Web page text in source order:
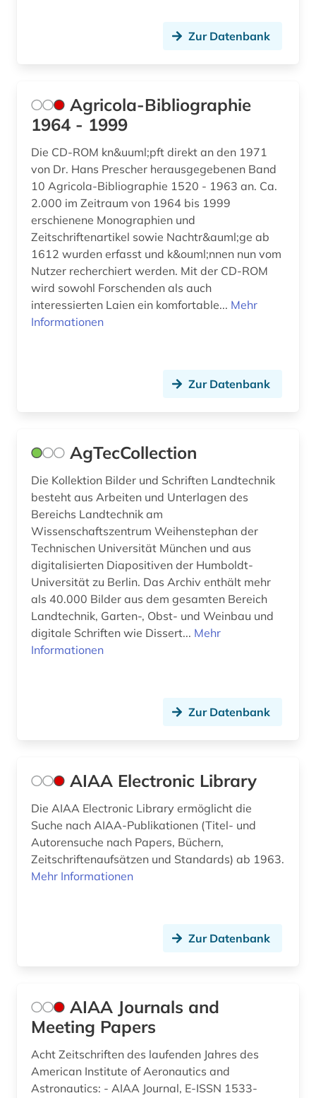
findbuch (1)
finnland (1)
firma (1)
firmenverzeichnis (1)
flugfoto (1)
flugtechnik (1)
fluidik (1)
forschung (1)
forschungsprojekt (1)
foto (1)
fotografie (2)
fotografieren (1)
französisch (2)
freie plattform (1)
gebrauchsmuster (4)
gefahrenkennzeichnung (1)
gefahrgut (2)
geisteswissenschaften (9)
geochemie (1)
geologie (3)
geomechanik (3)
geophysik (1)
Zur Datenbank
Agricola-Bibliographie
1964 - 1999
Die CD-ROM kn&uuml;pft direkt an den 1971
von Dr. Hans Prescher herausgegebenen Band
10 Agricola-Bibliographie 1520 - 1963 an. Ca.
2.000 im Zeitraum von 1964 bis 1999
erschienene Monographien und
Zeitschriftenartikel sowie Nachtr&auml;ge ab
1612 wurden erfasst und k&ouml;nnen nun vom
Nutzer recherchiert werden. Mit der CD-ROM
wird sowohl Forschenden als auch
interessierten Laien ein komfortable... Mehr
Informationen
Zur Datenbank
AgTecCollection
Die Kollektion Bilder und Schriften Landtechnik
besteht aus Arbeiten und Unterlagen des
Bereichs Landtechnik am
Wissenschaftszentrum Weihenstephan der
Technischen Universität München und aus
digitalisierten Diapositiven der Humboldt-
Universität zu Berlin. Das Archiv enthält mehr
als 40.000 Bilder aus dem gesamten Bereich
Landtechnik, Garten-, Obst- und Weinbau und
digitale Schriften wie Dissert... Mehr
Informationen
Zur Datenbank
AIAA Electronic Library
Die AIAA Electronic Library ermöglicht die
Suche nach AIAA-Publikationen (Titel- und
Autorensuche nach Papers, Büchern,
Zeitschriftenaufsätzen und Standards) ab 1963.
Mehr Informationen
Zur Datenbank
AIAA Journals and
Meeting Papers
Acht Zeitschriften des laufenden Jahres des
American Institute of Aeronautics and
Astronautics: - AIAA Journal, E-ISSN 1533-